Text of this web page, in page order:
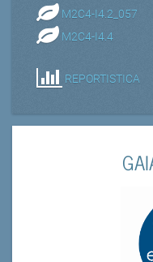
M2C4-I4.2_057
M2C4-I4.4
REPORTISTICA